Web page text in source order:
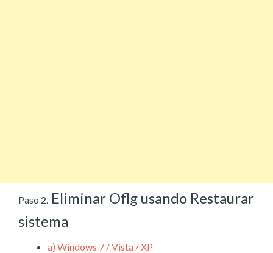
Paso 2. Eliminar Oflg usando Restaurar
sistema
a) Windows 7 / Vista / XP